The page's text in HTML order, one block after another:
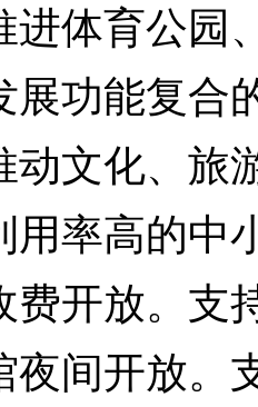
进体育公园
展功能复合
动文化、旅
用率高的中
费开放。支
夜间开放。